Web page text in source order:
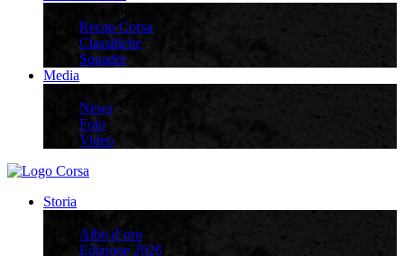
Recap Corsa
Classifiche
Squadre
Media
News
Foto
Video
Storia
Albo d’oro
Edizione 2026